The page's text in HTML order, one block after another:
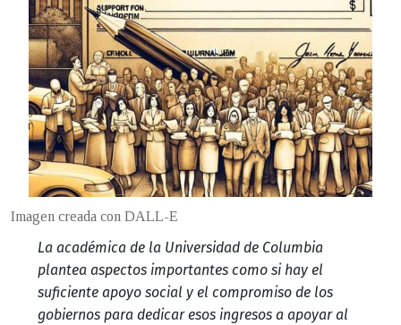
Imagen creada con DALL-E
La académica de la Universidad de Columbia
plantea aspectos importantes como si hay el
suficiente apoyo social y el compromiso de los
gobiernos para dedicar esos ingresos a apoyar al